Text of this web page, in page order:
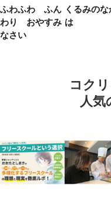
ふわふわ ふん
わり おやすみ
なさい
くるみの
は
コク
人気